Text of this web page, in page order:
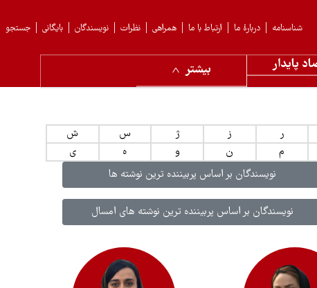
جستجو بایگانی نویسندگان نظرات همراهی ارتباط با ما دربارهٔ ما شناسنامه
پایدار بیشتر
ر ز ژ س
ش
م ن و ه
ی
نویسندگان بر اساس پربیننده ترین نوشته ها
نویسندگان بر اساس پربیننده ترین نوشته های امسال